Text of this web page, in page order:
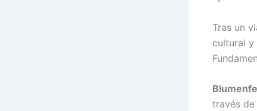
Tras un
cultural
través